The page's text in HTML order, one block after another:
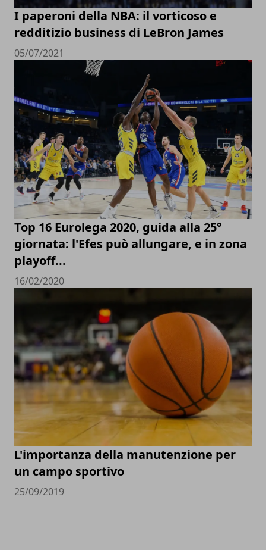
I paperoni della NBA: il vorticoso e
redditizio business di LeBron James
05/07/2021
Top 16 Eurolega 2020, guida alla 25°
giornata: l'Efes può allungare, e in zona
playoff...
16/02/2020
L'importanza della manutenzione per
un campo sportivo
25/09/2019